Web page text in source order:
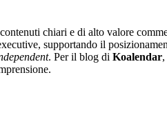
chiari e di alto valore
supportando il
. Per il blog di Koalendar